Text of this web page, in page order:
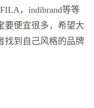
，indibrand等等
要便宜很多，希望大
找到自己风格的品牌